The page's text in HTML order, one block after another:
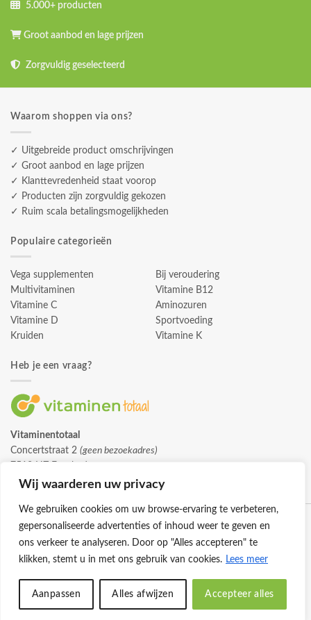
Wij waarderen uw privacy
We gebruiken cookies om uw browse-ervaring te verbeteren,
gepersonaliseerde advertenties of inhoud weer te geven en
ons verkeer te analyseren. Door op "Alles accepteren" te
klikken, stemt u in met ons gebruik van cookies. Lees meer
Aanpassen Alles afwijzen Accepteer alles
5.000+ producten
Groot aanbod en lage prijzen
Zorgvuldig geselecteerd
Waarom shoppen via ons?
✓ Uitgebreide product omschrijvingen
✓ Groot aanbod en lage prijzen
✓ Klanttevredenheid staat voorop
✓ Producten zijn zorgvuldig gekozen
✓ Ruim scala betalingsmogelijkheden
Populaire categorieën
Vega supplementen
Multivitaminen
Vitamine C
Vitamine D
Kruiden
Bij veroudering
Vitamine B12
Aminozuren
Sportvoeding
Vitamine K
Heb je een vraag?
Vitaminentotaal
Concertstraat 2 (geen bezoekadres)
info@vitaminentotaal.nl
© 2026 -Vitaminentotaal.nl